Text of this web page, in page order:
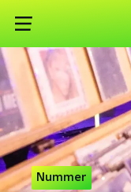
Nummer